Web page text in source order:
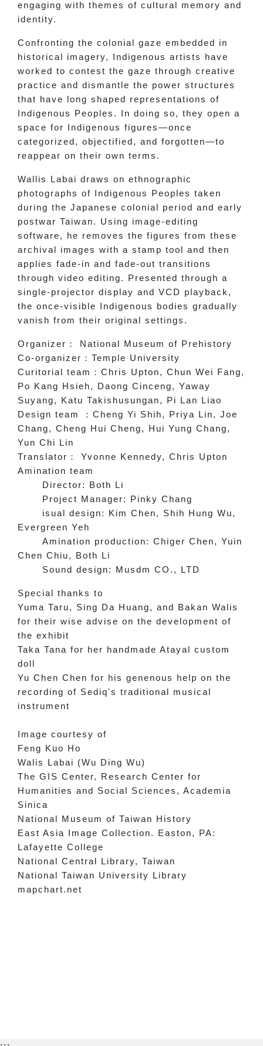
engaging with themes of cultural memory and
identity.
Confronting the colonial gaze embedded in
historical imagery, Indigenous artists have
worked to contest the gaze through creative
practice and dismantle the power structures
that have long shaped representations of
Indigenous Peoples. In doing so, they open a
space for Indigenous figures—once
categorized, objectified, and forgotten—to
reappear on their own terms.
Wallis Labai draws on ethnographic
photographs of Indigenous Peoples taken
during the Japanese colonial period and early
postwar Taiwan. Using image-editing
software, he removes the figures from these
archival images with a stamp tool and then
applies fade-in and fade-out transitions
through video editing. Presented through a
single-projector display and VCD playback,
the once-visible Indigenous bodies gradually
vanish from their original settings.
Organizer ：
National Museum of Prehistory
Co-organizer ： Temple University
Curitorial team ： Chris Upton, Chun Wei Fang,
Po Kang Hsieh, Daong Cinceng, Yaway
Suyang, Katu Takishusungan, Pi Lan Liao
Design team
： Cheng Yi Shih, Priya Lin, Joe
Chang, Cheng Hui Cheng, Hui Yung Chang,
Yun Chi Lin
Translator ：
Yvonne Kennedy, Chris Upton
Amination team
Director: Both Li
Project Manager: Pinky Chang
isual design: Kim Chen, Shih Hung Wu,
Evergreen Yeh
Amination production: Chiger Chen, Yuin
Chen Chiu, Both Li
Sound design: Musdm CO., LTD
Special thanks to
Yuma Taru, Sing Da Huang, and Bakan Walis
for their wise advise on the development of
the exhibit
Taka Tana for her handmade Atayal custom
doll
Yu Chen Chen for his genenous help on the
recording of Sediq's traditional musical
instrument
Image courtesy of
Feng Kuo Ho
Walis Labai (Wu Ding Wu)
The GIS Center, Research Center for
Humanities and Social Sciences, Academia
Sinica
National Museum of Taiwan History
East Asia Image Collection. Easton, PA:
Lafayette College
National Central Library, Taiwan
National Taiwan University Library
mapchart.net